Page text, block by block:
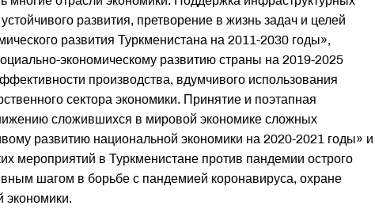
развития, претворение в жизнь задач и целей
развития Туркменистана на 2011-2030 годы»,
экономическому развитию страны на 2019-2025
производства, вдумчивого использования
сектора экономики. Принятие и поэтапная
сложившихся в мировой экономике сложных
развитию национальной экономики на 2020-2021 годы» и
мероприятий в Туркменистане против пандемии острого
шагом в борьбе с пандемией коронавируса, охране
экономики.